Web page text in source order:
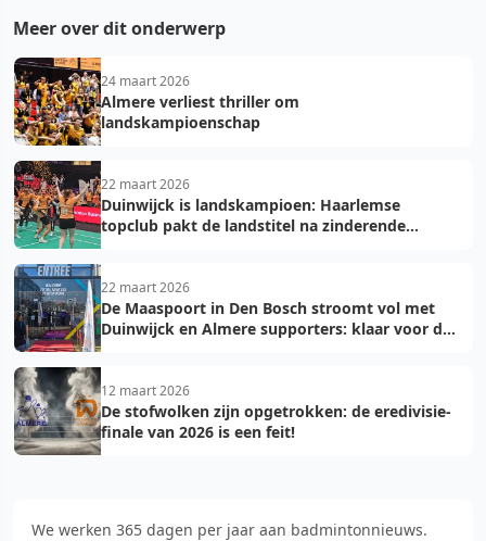
Meer over dit onderwerp
24 maart 2026
Almere verliest thriller om
landskampioenschap
22 maart 2026
Duinwijck is landskampioen: Haarlemse
topclub pakt de landstitel na zinderende
22 maart 2026
De Maaspoort in Den Bosch stroomt vol met
Duinwijck en Almere supporters: klaar voor de
12 maart 2026
De stofwolken zijn opgetrokken: de eredivisie-
finale van 2026 is een feit!
We werken 365 dagen per jaar aan badmintonnieuws.